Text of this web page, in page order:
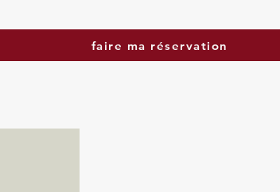
faire ma réservation